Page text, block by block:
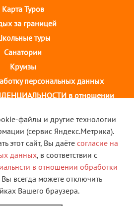
Карта Туров
за границей
туры
Санатории
Круизы
персональных данных
в отношении
д.43 ТОЦ "Августин"
+7(4932) 58-14-58
VK
компания "Скорость". Все
файлы и другие технологии
(сервис Яндекс.Метрика).
этот сайт, Вы даёте согласие на
данных, в соответствии с
в отношении обработки
Вы всегда можете отключить
Вашего браузера.